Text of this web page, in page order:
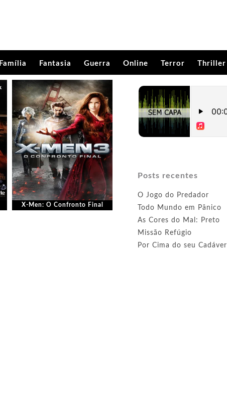
Família Fantasia Guerra Online Terror Thriller
X-Men: O Confronto Final
Posts recentes
O Jogo do Predador
Todo Mundo em Pânico
As Cores do Mal: Preto
Missão Refúgio
Por Cima do seu Cadáver